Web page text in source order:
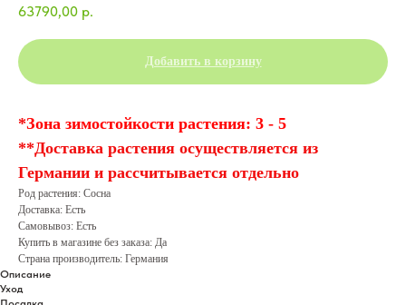
63790,00 р.
Добавить в корзину
*Зона зимостойкости растения: 3 - 5
**Доставка растения осуществляется из
Германии и рассчитывается отдельно
Род растения: Сосна
Доставка: Есть
Самовывоз: Есть
Купить в магазине без заказа: Да
Страна производитель: Германия
Описание
Уход